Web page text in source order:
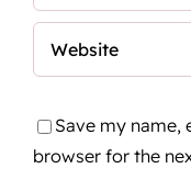
Save my name,
browser for the